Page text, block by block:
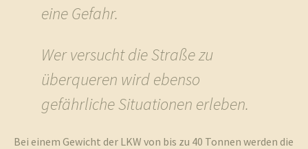
eine Gefahr.
Wer versucht die Straße zu
überqueren wird ebenso
gefährliche Situationen erleben.
Bei einem Gewicht der LKW von bis zu 40 Tonnen werden die